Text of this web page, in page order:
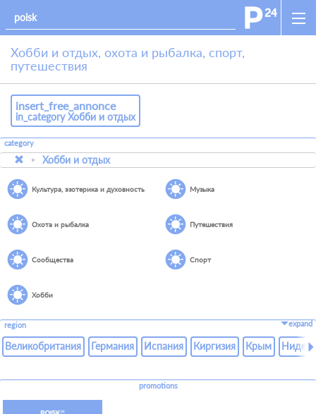
Хобби и отдых, охота и рыбалка, спорт,
путешествия
insert_free_annonce
in_category Хобби и отдых
category
Хобби и отдых
Культура, эзотерика и духовность Музыка
Охота и рыбалка Путешествия
Сообщества Спорт
Хобби
region expand
Великобритания Германия Испания Киргизия Крым
promotions